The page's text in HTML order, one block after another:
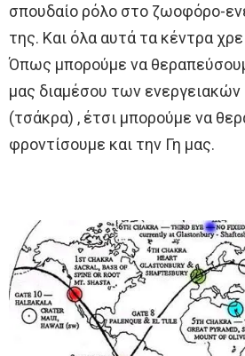
σπουδαίο ρόλο στο ζωοφόρο-
της. Και όλα αυτά τα κέντρα
Όπως μπορούμε να
μας διαμέσου των
(τσάκρα) , έτσι μπορούμε να
φροντίσουμε και την Γη μας.